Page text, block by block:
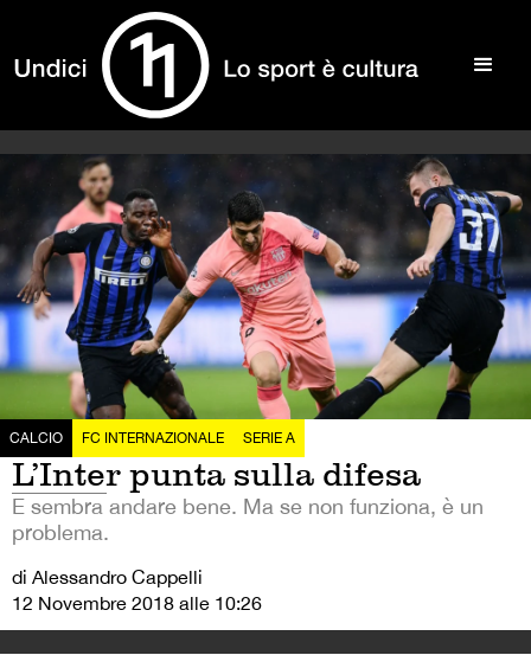
CALCIO FC INTERNAZIONALE SERIE A
L’Inter punta sulla difesa
E sembra andare bene. Ma se non funziona, è un
problema.
di Alessandro Cappelli
12 Novembre 2018 alle 10:26